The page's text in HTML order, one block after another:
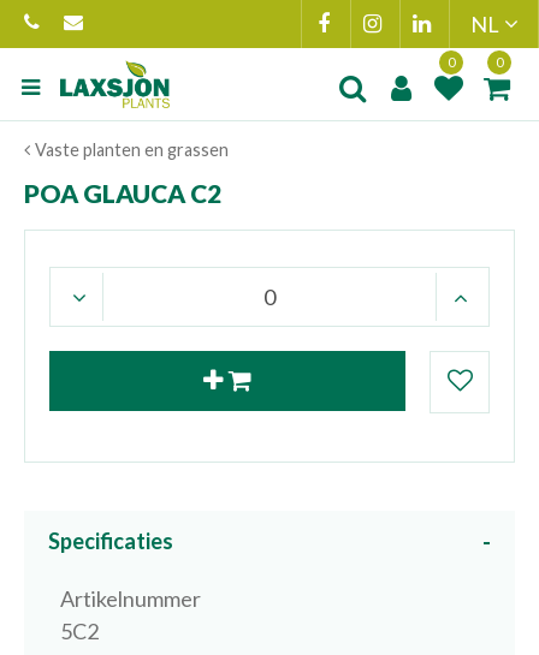
Ga
naar
content
Vaste planten en grassen
POA GLAUCA C2
Specificaties
Artikelnummer
5C2